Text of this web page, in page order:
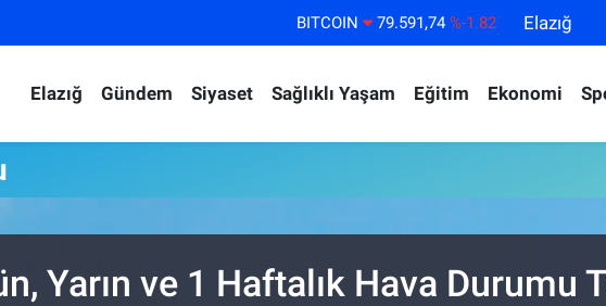
BITCOIN 79.591,74 %-1.82
EURO
53,38690 %0.19
STERLİN
61,60380 %0.18
Elazığ
Elazığ Gündem Siyaset Sağlıklı Yaşam Eğitim Ekonomi
Yarın ve 1 Haftalık Hava Durumu